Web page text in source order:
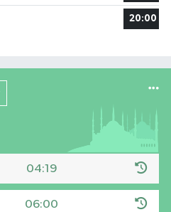
20:00
04:19
06:00